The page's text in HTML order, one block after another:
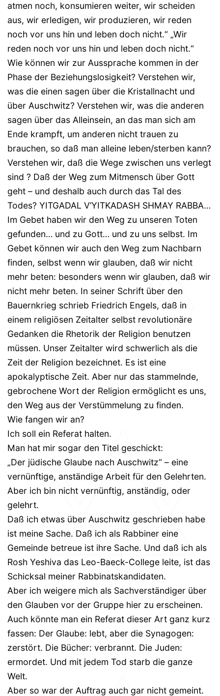
atmen noch, konsumieren weiter, wir scheiden
aus, wir erledigen, wir produzieren, wir reden
noch vor uns hin und leben doch nicht.“ „Wir
reden noch vor uns hin und leben doch nicht.“
Wie können wir zur Aussprache kommen in der
Phase der Beziehungslosigkeit? Verstehen wir,
was die einen sagen über die Kristallnacht und
über Auschwitz? Verstehen wir, was die anderen
sagen über das Alleinsein, an das man sich am
Ende krampft, um anderen nicht trauen zu
brauchen, so daß man alleine leben/sterben kann?
Verstehen wir, daß die Wege zwischen uns verlegt
sind ? Daß der Weg zum Mitmensch über Gott
geht – und deshalb auch durch das Tal des
Todes? YITGADAL V’YITKADASH SHMAY RABBA…
Im Gebet haben wir den Weg zu unseren Toten
gefunden… und zu Gott… und zu uns selbst. Im
Gebet können wir auch den Weg zum Nachbarn
finden, selbst wenn wir glauben, daß wir nicht
mehr beten: besonders wenn wir glauben, daß wir
nicht mehr beten. In seiner Schrift über den
Bauernkrieg schrieb Friedrich Engels, daß in
einem religiösen Zeitalter selbst revolutionäre
Gedanken die Rhetorik der Religion benutzen
müssen. Unser Zeitalter wird schwerlich als die
Zeit der Religion bezeichnet. Es ist eine
apokalyptische Zeit. Aber nur das stammelnde,
gebrochene Wort der Religion ermöglicht es uns,
den Weg aus der Verstümmelung zu finden.
Wie fangen wir an?
Ich soll ein Referat halten.
Man hat mir sogar den Titel geschickt:
„Der jüdische Glaube nach Auschwitz“ – eine
vernünftige, anständige Arbeit für den Gelehrten.
Aber ich bin nicht vernünftig, anständig, oder
gelehrt.
Daß ich etwas über Auschwitz geschrieben habe
ist meine Sache. Daß ich als Rabbiner eine
Gemeinde betreue ist ihre Sache. Und daß ich als
Rosh Yeshiva das Leo-Baeck-College leite, ist das
Schicksal meiner Rabbinatskandidaten.
Aber ich weigere mich als Sachverständiger über
den Glauben vor der Gruppe hier zu erscheinen.
Auch könnte man ein Referat dieser Art ganz kurz
fassen: Der Glaube: lebt, aber die Synagogen:
zerstört. Die Bücher: verbrannt. Die Juden:
ermordet. Und mit jedem Tod starb die ganze
Welt.
Aber so war der Auftrag auch gar nicht gemeint.